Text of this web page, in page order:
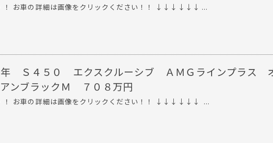
！ お車の詳細は画像をクリックください！！ ↓↓↓↓↓↓ ...
年 Ｓ４５０ エクスクルーシブ ＡＭＧラインプラス
ンブラックＭ ７０８万円
！ お車の詳細は画像をクリックください！！ ↓↓↓↓↓↓ ...